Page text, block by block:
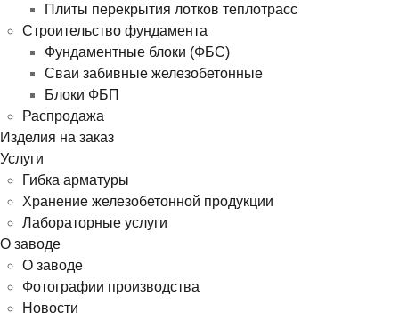
Плиты перекрытия лотков теплотрасс
Строительство фундамента
Фундаментные блоки (ФБС)
Сваи забивные железобетонные
Блоки ФБП
Распродажа
Изделия на заказ
Услуги
Гибка арматуры
Хранение железобетонной продукции
Лабораторные услуги
О заводе
О заводе
Фотографии производства
Новости